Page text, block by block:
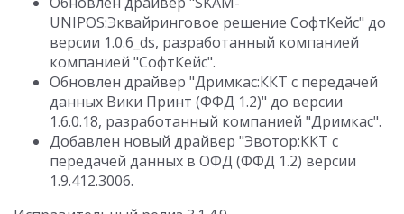
UNIPOS:Эквайринговое решение СофтКейс" до
версии 1.0.6_ds, разработанный компанией
компанией "СофтКейс".
Обновлен драйвер "Дримкас:ККТ с передачей
данных Вики Принт (ФФД 1.2)" до версии
1.6.0.18, разработанный компанией "Дримкас".
Добавлен новый драйвер "Эвотор:ККТ с
передачей данных в ОФД (ФФД 1.2) версии
1.9.412.3006.